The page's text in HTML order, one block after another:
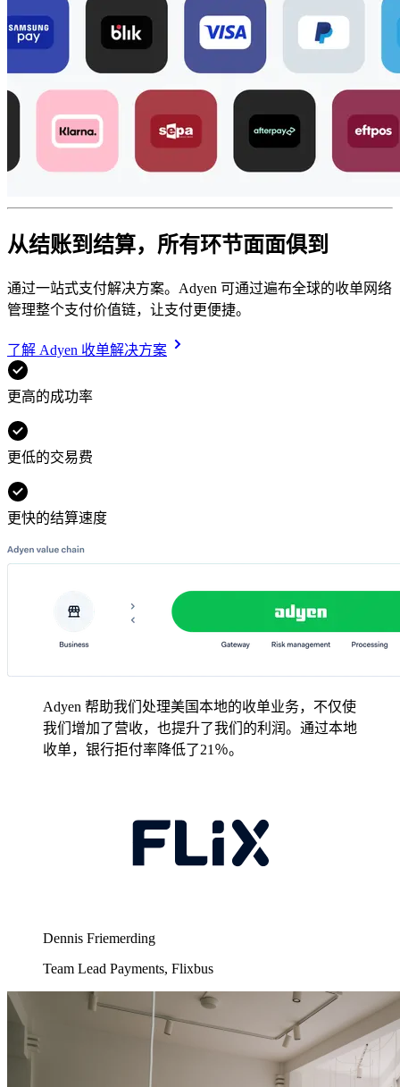
从结账到结算，所有环节面面俱到
通过一站式支付解决方案。Adyen 可通过遍布全球的收单网络
管理整个支付价值链，让支付更便捷。
了解 Adyen 收单解决方案
更高的成功率
更低的交易费
更快的结算速度
Adyen 帮助我们处理美国本地的收单业务，不仅使
我们增加了营收，也提升了我们的利润。通过本地
收单，银行拒付率降低了21％。
Dennis Friemerding
Team Lead Payments, Flixbus